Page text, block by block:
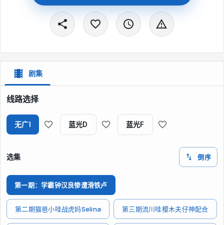
剧集
线路选择
无广I 蓝光D 蓝光F
选集 倒序
第一期：学霸钟汉良惨遭滑铁卢
第二期猫爸小哇战虎妈Selina 第三期流川哇樱木夫仔神配合